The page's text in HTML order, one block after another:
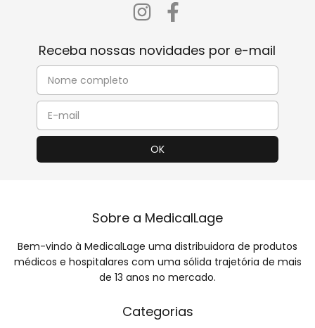
Receba nossas novidades por e-mail
Sobre a MedicalLage
Bem-vindo à MedicalLage uma distribuidora de produtos
médicos e hospitalares com uma sólida trajetória de mais
de 13 anos no mercado.
Categorias